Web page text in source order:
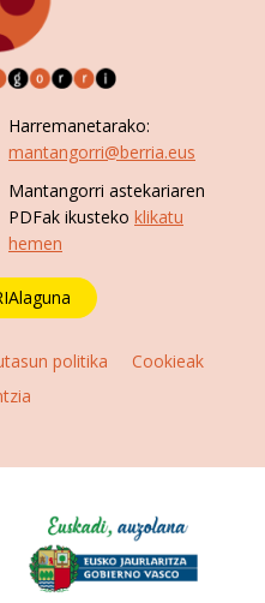
Harremanetarako:
mantangorri@berria.eus
Mantangorri astekariaren
PDFak ikusteko klikatu
hemen
politika
Cookieak